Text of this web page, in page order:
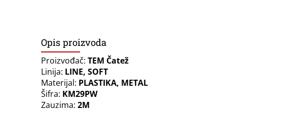
Opis proizvoda
Proizvođač: TEM Čatež
Linija: LINE, SOFT
Materijal: PLASTIKA, METAL
Šifra: KM29PW
Zauzima: 2M